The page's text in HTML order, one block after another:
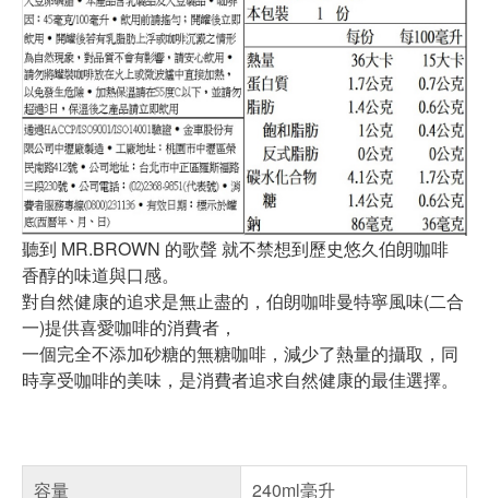
聽到 MR.BROWN 的歌聲 就不禁想到歷史悠久伯朗咖啡
香醇的味道與口感。
對自然健康的追求是無止盡的，伯朗咖啡曼特寧風味(二合
一)提供喜愛咖啡的消費者，
一個完全不添加砂糖的無糖咖啡，減少了熱量的攝取，同
時享受咖啡的美味，是消費者追求自然健康的最佳選擇。
容量
240ml毫升